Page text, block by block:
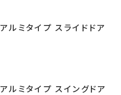
アルミタイプ スライドドア
アルミタイプ スイングドア